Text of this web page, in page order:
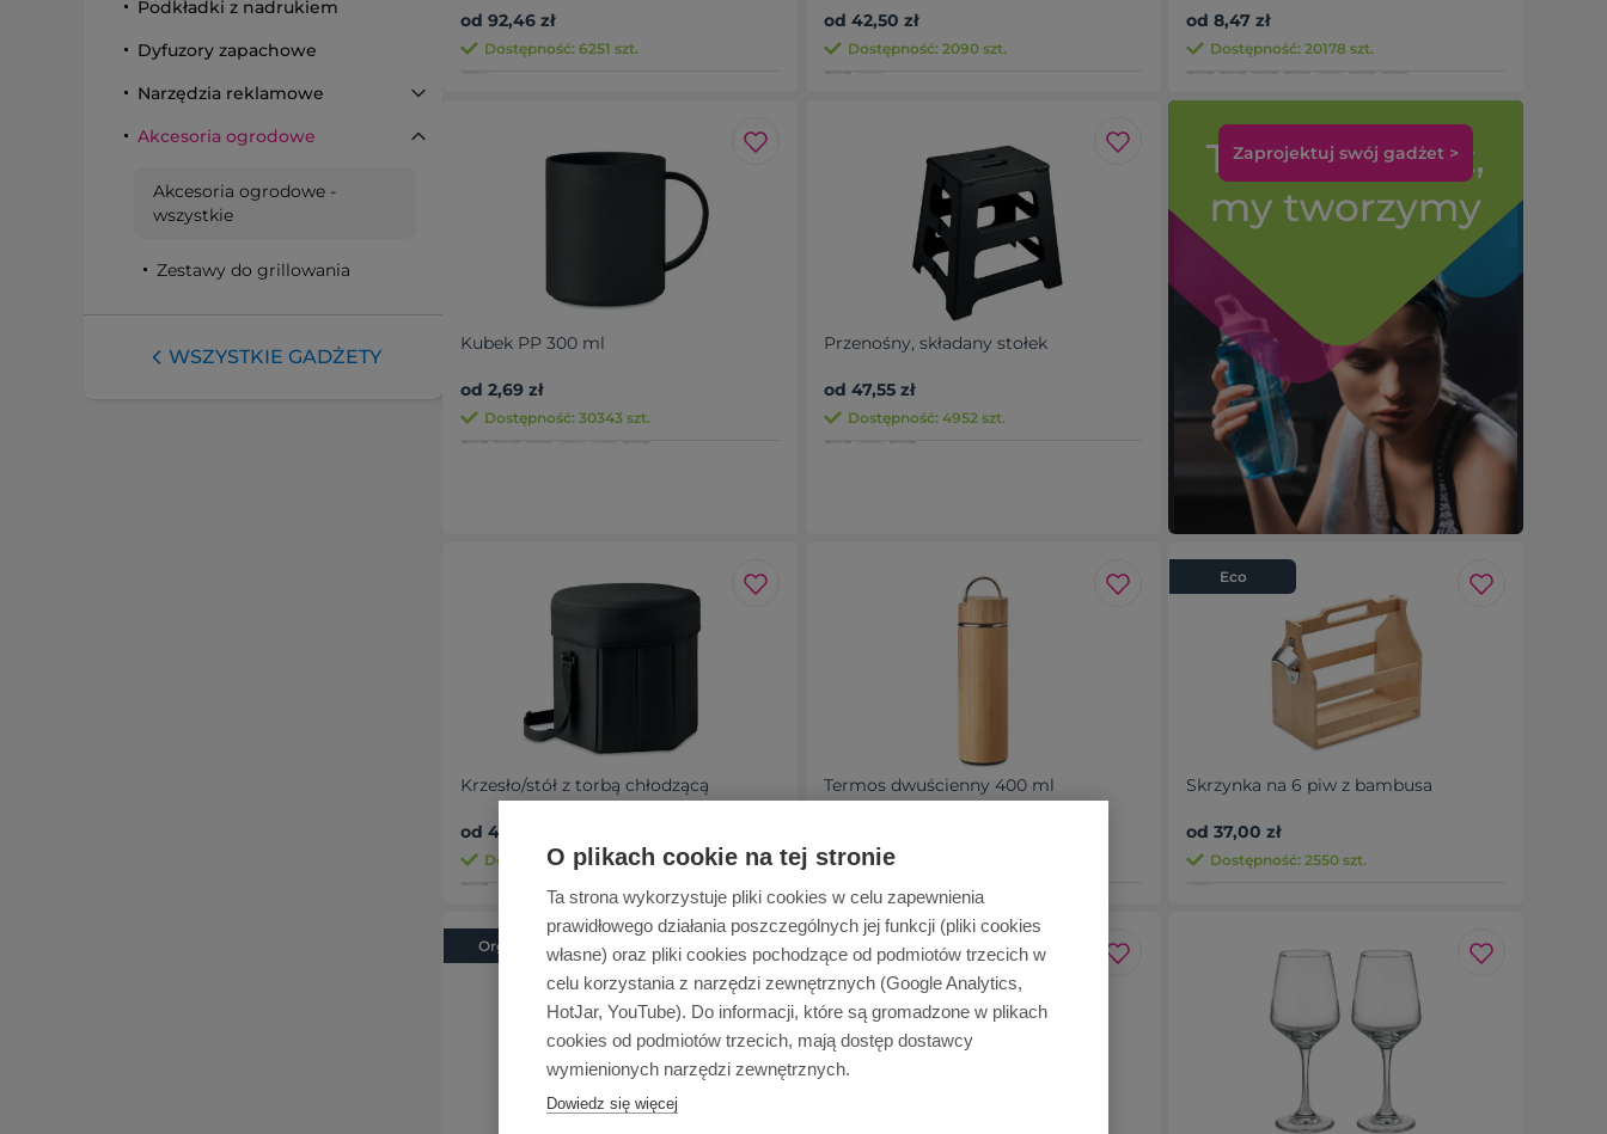
O plikach cookie na tej stronie
Ta strona wykorzystuje pliki cookies w celu zapewnienia
prawidłowego działania poszczególnych jej funkcji (pliki cookies
własne) oraz pliki cookies pochodzące od podmiotów trzecich w
celu korzystania z narzędzi zewnętrznych (Google Analytics,
HotJar, YouTube). Do informacji, które są gromadzone w plikach
cookies od podmiotów trzecich, mają dostęp dostawcy
wymienionych narzędzi zewnętrznych.
Dowiedz się więcej
Podkładki z nadrukiem
Dyfuzory zapachowe
Narzędzia reklamowe
Akcesoria ogrodowe
Akcesoria ogrodowe -
wszystkie
Zestawy do grillowania
WSZYSTKIE GADŻETY
od 92,46 zł
Dostępność: 6251 szt.
od 42,50 zł
Dostępność: 2090 szt.
od 8,47 zł
Dostępność: 20178 szt.
Kubek PP 300 ml
od 2,69 zł
Dostępność: 30343 szt.
Przenośny, składany stołek
od 47,55 zł
Dostępność: 4952 szt.
Zaprojektuj swój gadżet >
Krzesło/stół z torbą chłodzącą
od 44,01 zł
Dostępność: 1 szt.
Termos dwuścienny 400 ml
Dostępność: 3127 szt.
Eco
Skrzynka na 6 piw z bambusa
od 37,00 zł
Dostępność: 2550 szt.
Organic